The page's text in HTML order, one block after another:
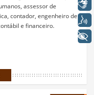
assessor de
contador, engenheiro de
e financeiro.
Libras
Voz